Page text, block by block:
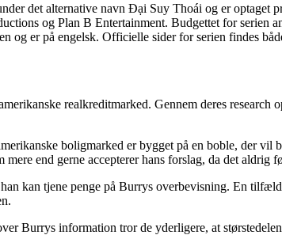
det alternative navn Đại Suy Thoái og er optaget
og Plan B Entertainment. Budgettet for serien
er på engelsk. Officielle sider for serien findes
realkreditmarked. Gennem deres
boligmarked er bygget på en boble, der vil
end gerne accepterer hans forslag, da det aldrig
kan tjene penge på Burrys overbevisning. En
Burrys information tror de yderligere, at